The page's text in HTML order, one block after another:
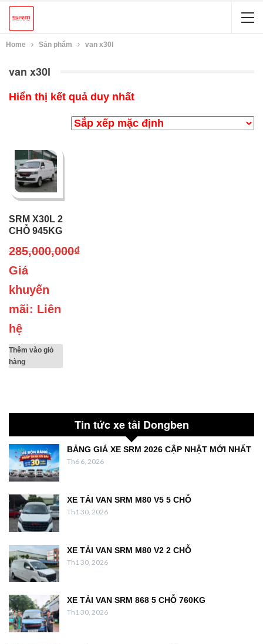
Home Sản phẩm van x30l
van x30l
Hiển thị kết quả duy nhất
SRM X30L 2
CHỖ 945KG
285,000,000₫
Giá
khuyến
mãi: Liên
hệ
Thêm vào giỏ
hàng
Tin tức xe tải Dongben
BẢNG GIÁ XE SRM 2026 CẬP NHẬT MỚI NHẤT
Th6 6, 2026
XE TẢI VAN SRM M80 V5 5 CHỖ
Th1 30, 2026
XE TẢI VAN SRM M80 V2 2 CHỖ
Th1 30, 2026
XE TẢI VAN SRM 868 5 CHỖ 760KG
Th1 30, 2026